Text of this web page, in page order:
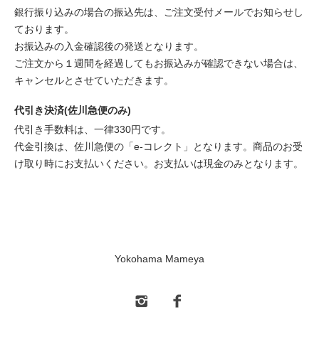
銀行振り込みの場合の振込先は、ご注文受付メールでお知らせし
ております。
お振込みの入金確認後の発送となります。
ご注文から１週間を経過してもお振込みが確認できない場合は、
キャンセルとさせていただきます。
代引き決済(佐川急便のみ)
代引き手数料は、一律330円です。
代金引換は、佐川急便の「e-コレクト」となります。商品のお受
け取り時にお支払いください。お支払いは現金のみとなります。
Yokohama Mameya